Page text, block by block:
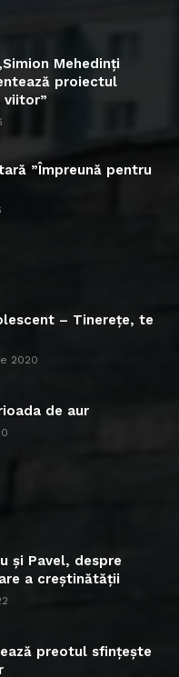
Mehedinți
proiectul
viitor”
”Împreună pentru
– Tinerețe, te
2020
de aur
și Pavel, despre
a creștinătății
preotul sfințește